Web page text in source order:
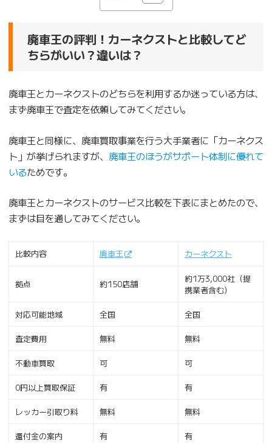
廃車王の評判！カーネクストと比較してど
ちらがいい？違いは？
廃車王とカーネクストのどちらを利用するか迷っている方は、
まず廃車王で査定を依頼してみてください。
廃車王と同様に、廃車買取事業を行う大手業者に「カーネクス
ト」が挙げられますが、 廃車王のほうがサポート体制に優れて
いるためです。
廃車王とカーネクストのサービス比較を下表にまとめたので、
まずは目を通してみてください。
比較内容 廃車王 カーネクスト
拠点 約150店舗
約1万3,000社（提
携業者含む）
対応可能地域 全国 全国
査定費用 無料 無料
不動車買取 可 可
0円以上買取保証 有 有
レッカー引取り料 無料 無料
還付金の案内 有 有